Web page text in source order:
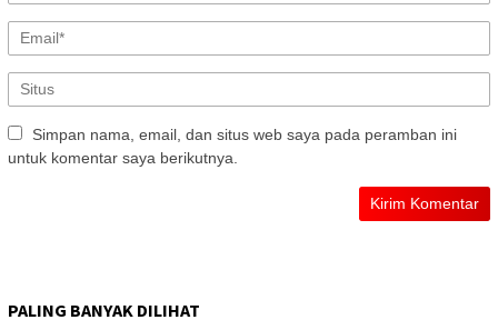
Simpan nama, email, dan situs web saya pada peramban ini
untuk komentar saya berikutnya.
PALING BANYAK DILIHAT